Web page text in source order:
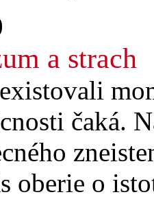
a strach
čaká.
oberie o